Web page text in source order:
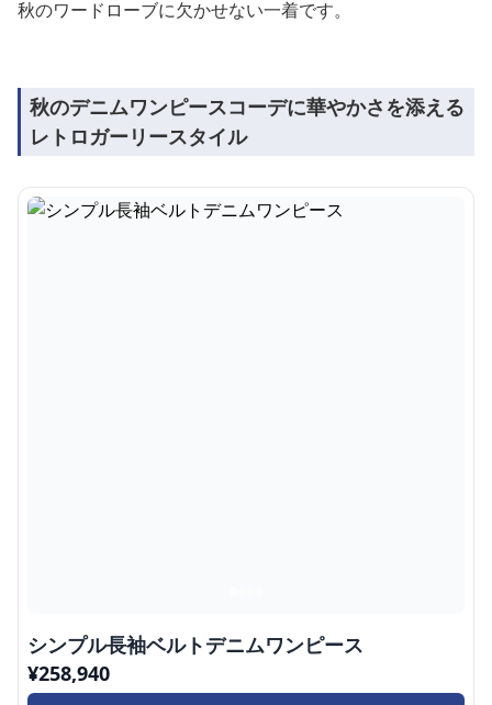
秋のワードローブに欠かせない一着です。
秋のデニムワンピースコーデに華やかさを添える
レトロガーリースタイル
シンプル長袖ベルトデニムワンピース
¥258,940